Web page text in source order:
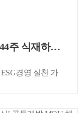
주 식재하며 저
경영 실천 가